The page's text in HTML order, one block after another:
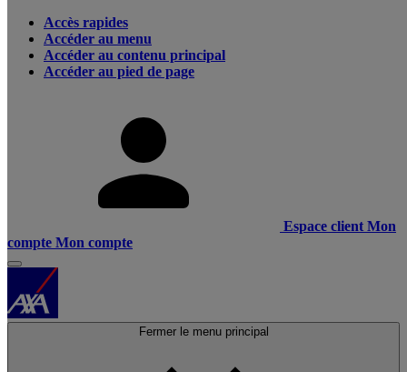
Accès rapides
Accéder au menu
Accéder au contenu principal
Accéder au pied de page
Espace client Mon
compte Mon compte
Fermer le menu principal